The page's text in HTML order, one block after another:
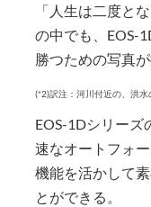
「人生は二度と
の中でも、EOS-
勝つための写真
(*2)訳注：河川付近の、洪水
EOS-1Dシリーズ
速なオートフォ
機能を活かして
とができる。